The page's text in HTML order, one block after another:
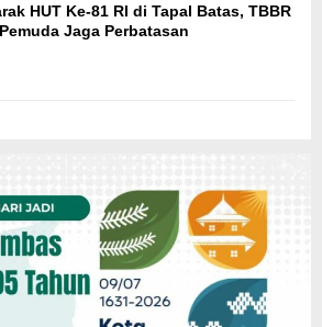
HUT Ke-81 RI di Tapal Batas, TBBR
Jaga Perbatasan